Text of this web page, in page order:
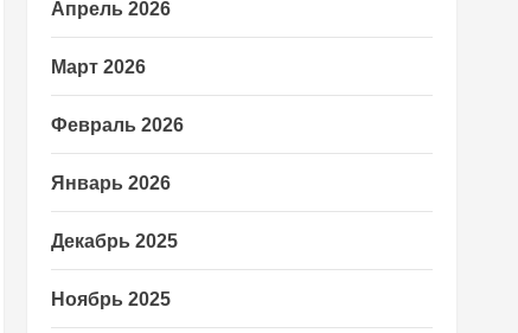
Апрель 2026
Март 2026
Февраль 2026
Январь 2026
Декабрь 2025
Ноябрь 2025